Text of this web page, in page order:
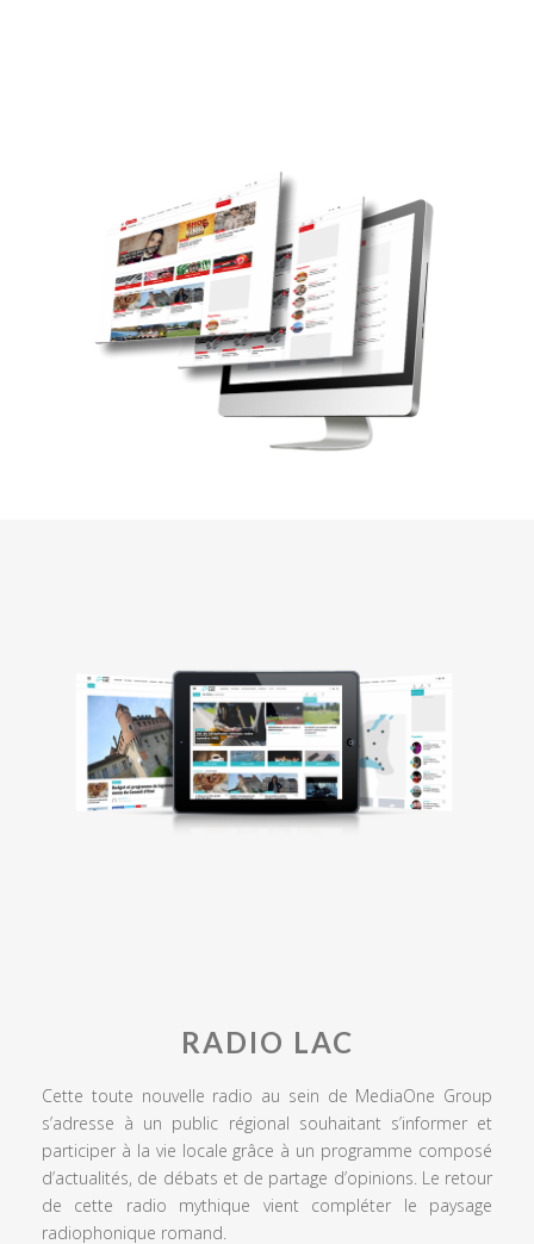
RADIO LAC
Cette toute nouvelle radio au sein de MediaOne Group
s’adresse à un public régional souhaitant s’informer et
participer à la vie locale grâce à un programme composé
d’actualités, de débats et de partage d’opinions. Le retour
de cette radio mythique vient compléter le paysage
radiophonique romand.